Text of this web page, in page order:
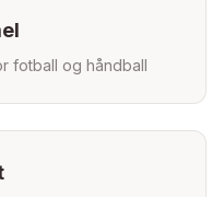
fotball og håndball